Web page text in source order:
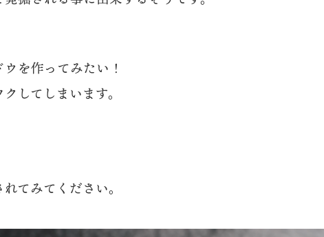
を作ってみたい！
してしまいます。
てみてください。